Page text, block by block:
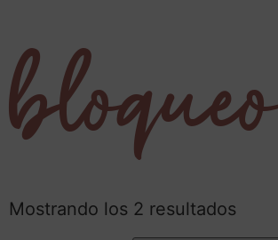
bloqueo
Mostrando los 2 resultados